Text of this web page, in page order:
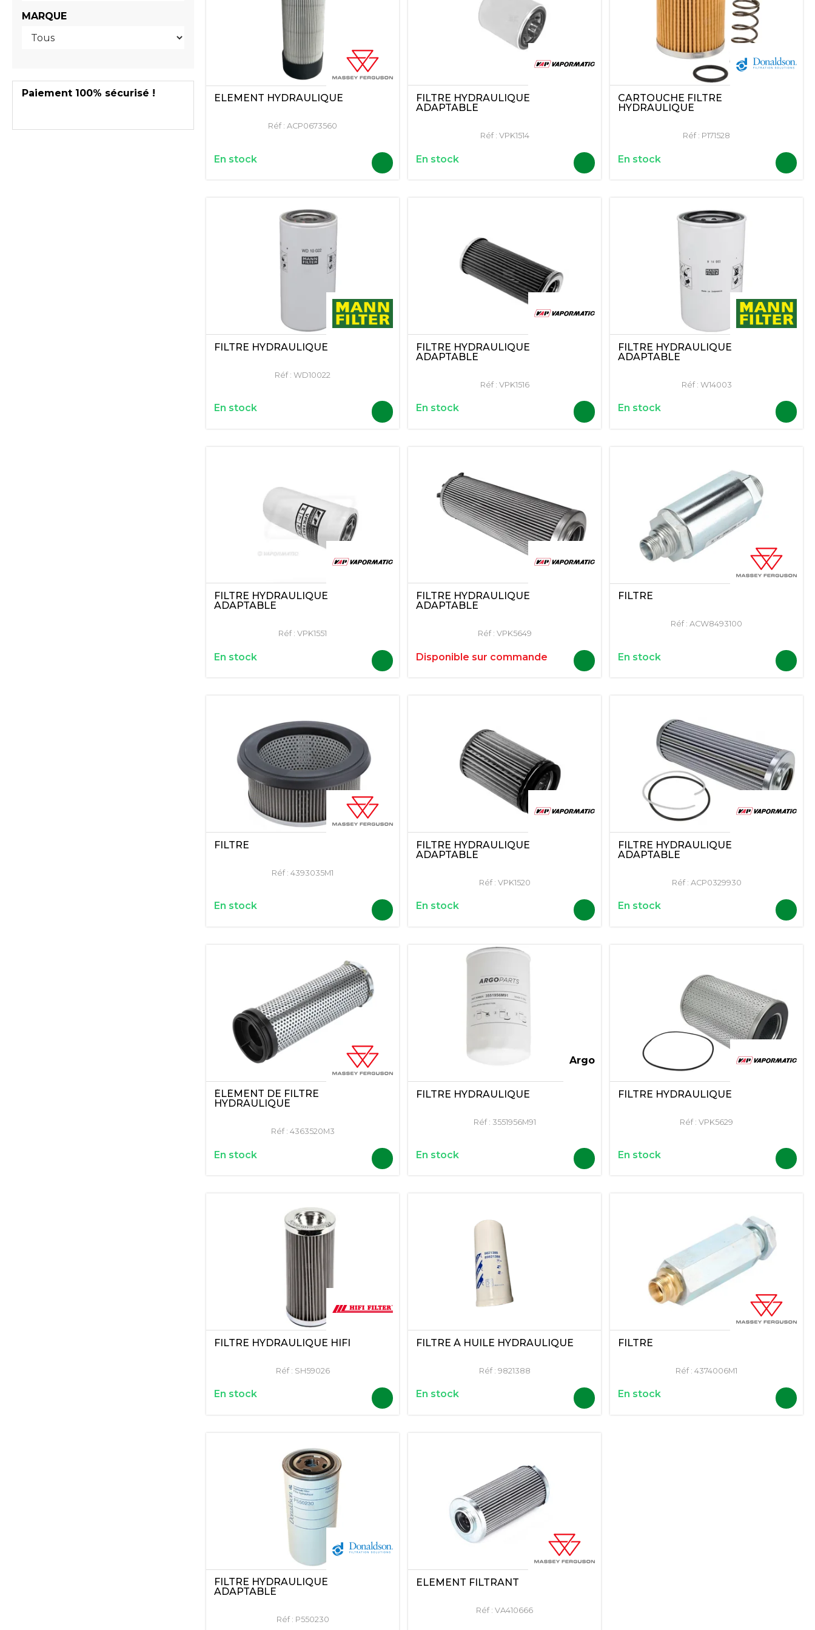
Paiement 100% sécurisé !
MARQUE
ELEMENT HYDRAULIQUE
Réf : ACP0673560
En stock
FILTRE HYDRAULIQUE
ADAPTABLE
Réf : VPK1514
En stock
CARTOUCHE FILTRE
HYDRAULIQUE
Réf : P171528
En stock
FILTRE HYDRAULIQUE
Réf : WD10022
En stock
FILTRE HYDRAULIQUE
ADAPTABLE
Réf : VPK1516
En stock
FILTRE HYDRAULIQUE
ADAPTABLE
Réf : W14003
En stock
FILTRE HYDRAULIQUE
ADAPTABLE
Réf : VPK1551
En stock
FILTRE HYDRAULIQUE
ADAPTABLE
Réf : VPK5649
Disponible sur commande
FILTRE
Réf : ACW8493100
En stock
FILTRE
Réf : 4393035M1
En stock
FILTRE HYDRAULIQUE
ADAPTABLE
Réf : VPK1520
En stock
FILTRE HYDRAULIQUE
ADAPTABLE
Réf : ACP0329930
En stock
ÉLÉMENT DE FILTRE
HYDRAULIQUE
Réf : 4363520M3
En stock
FILTRE HYDRAULIQUE
Réf : 3551956M91
Argo
En stock
FILTRE HYDRAULIQUE
Réf : VPK5629
En stock
FILTRE HYDRAULIQUE HIFI
Réf : SH59026
En stock
FILTRE À HUILE HYDRAULIQUE
Réf : 9821388
En stock
FILTRE
Réf : 4374006M1
En stock
FILTRE HYDRAULIQUE
ADAPTABLE
Réf : P550230
ELEMENT FILTRANT
Réf : VA410666